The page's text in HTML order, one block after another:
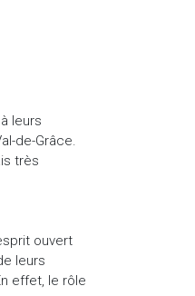
leurs
de-Grâce.
très
ouvert
leurs
effet, le rôle